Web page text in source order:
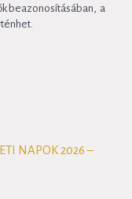
beazonosításában, a
NAPOK 2026 –